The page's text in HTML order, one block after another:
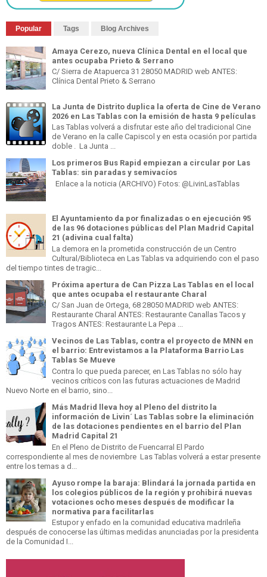
Popular Tags Blog Archives
Amaya Cerezo, nueva Clínica Dental en el local que
antes ocupaba Prieto & Serrano
C/ Sierra de Atapuerca 31 28050 MADRID web ANTES:
Clínica Dental Prieto & Serrano
La Junta de Distrito duplica la oferta de Cine de Verano
2026 en Las Tablas con la emisión de hasta 9 películas
Las Tablas volverá a disfrutar este año del tradicional Cine
de Verano en la calle Capiscol y en esta ocasión por partida
doble . La Junta ...
Los primeros Bus Rapid empiezan a circular por Las
Tablas: sin paradas y semivacíos
Enlace a la noticia (ARCHIVO) Fotos: @LivinLasTablas
El Ayuntamiento da por finalizadas o en ejecución 95
de las 96 dotaciones públicas del Plan Madrid Capital
21 (adivina cual falta)
La demora en la prometida construcción de un Centro
Cultural/Biblioteca en Las Tablas va adquiriendo con el paso
del tiempo tintes de tragic...
Próxima apertura de Can Pizza Las Tablas en el local
que antes ocupaba el restaurante Charal
C/ San Juan de Ortega, 68 28050 MADRID web ANTES:
Restaurante Charal ANTES: Restaurante Canallas Tacos y
Tragos ANTES: Restaurante La Pepa ...
Vecinos de Las Tablas, contra el proyecto de MNN en
el barrio: Entrevistamos a la Plataforma Barrio Las
Tablas Se Mueve
Contra lo que pueda parecer, en Las Tablas no sólo hay
vecinos críticos con las futuras actuaciones de Madrid
Nuevo Norte en el barrio, sino...
Más Madrid lleva hoy al Pleno del distrito la
información de Livin´ Las Tablas sobre la eliminación
de las dotaciones pendientes en el barrio del Plan
Madrid Capital 21
En el Pleno de Distrito de Fuencarral El Pardo
correspondiente al mes de noviembre Las Tablas volverá a estar presente
entre los temas a d...
Ayuso rompe la baraja: Blindará la jornada partida en
los colegios públicos de la región y prohibirá nuevas
votaciones ocho meses después de modificar la
normativa para facilitarlas
Estupor y enfado en la comunidad educativa madrileña
después de conocerse las últimas medidas anunciadas por la presidenta
de la Comunidad I...